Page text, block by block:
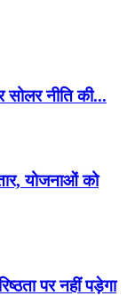
सोलर नीति की...
योजनाओं को
पर नहीं पड़ेगा